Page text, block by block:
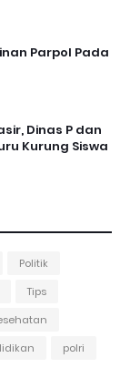
Parpol Pada
Dinas P dan
Kurung Siswa
Politik
Tips
polri